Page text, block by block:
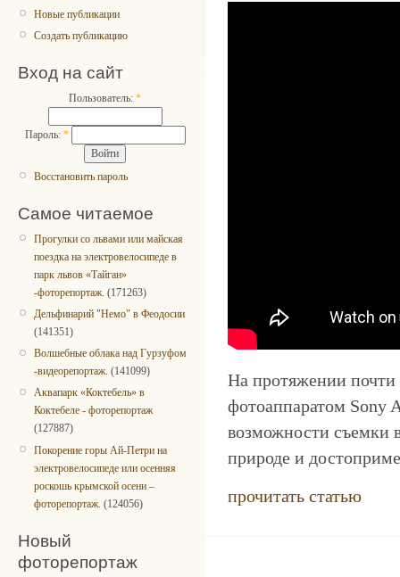
Новые публикации
Создать публикацию
Вход на сайт
Пользователь: *
Пароль: *
Восстановить пароль
Самое читаемое
Прогулки со львами или майская
поездка на электровелосипеде в
парк львов «Тайган»
-фоторепортаж. (171263)
Дельфинарий "Немо" в Феодосии
(141351)
Волшебные облака над Гурзуфом
-видеорепортаж. (141099)
Аквапарк «Коктебель» в
Коктебеле - фоторепортаж
(127887)
Покорение горы Ай-Петри на
электровелосипеде или осенняя
роскошь крымской осени –
фоторепортаж. (124056)
Новый
фоторепортаж
На протяжении почти
фотоаппаратом Sony
возможности съемки
природе и
прочитать статью